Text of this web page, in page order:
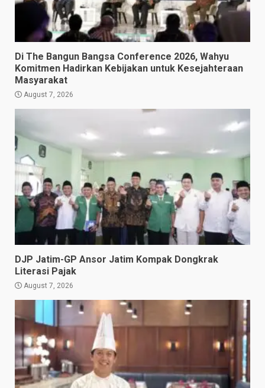
Di The Bangun Bangsa Conference 2026, Wahyu
Komitmen Hadirkan Kebijakan untuk Kesejahteraan
Masyarakat
August 7, 2026
DJP Jatim-GP Ansor Jatim Kompak Dongkrak
Literasi Pajak
August 7, 2026